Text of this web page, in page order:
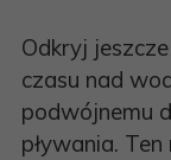
Odkryj
czasu nad
podwójnemu
pływania.